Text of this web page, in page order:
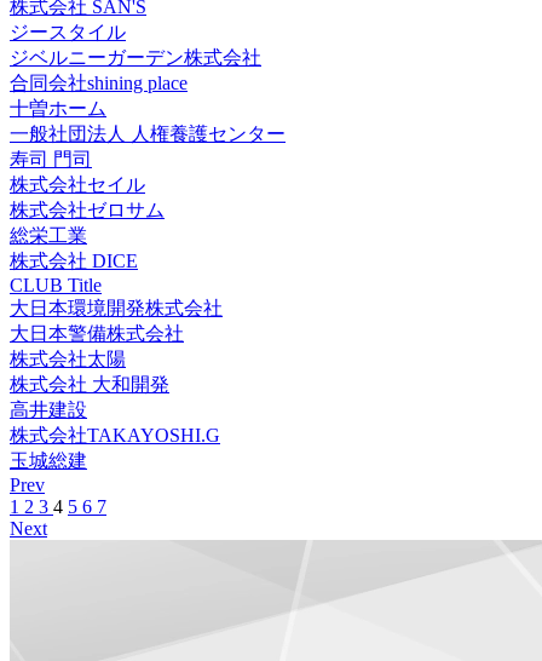
株式会社 SAN'S
ジースタイル
ジベルニーガーデン株式会社
合同会社shining place
十曽ホーム
一般社団法人 人権養護センター
寿司 門司
株式会社セイル
株式会社ゼロサム
総栄工業
株式会社 DICE
CLUB Title
大日本環境開発株式会社
大日本警備株式会社
株式会社太陽
株式会社 大和開発
高井建設
株式会社TAKAYOSHI.G
玉城総建
Prev
1 2 3 4 5 6 7
Next